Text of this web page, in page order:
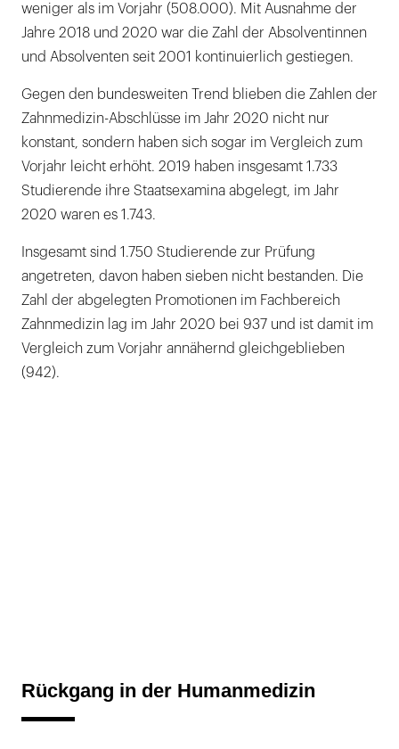
weniger als im Vorjahr (508.000). Mit Ausnahme der
Jahre 2018 und 2020 war die Zahl der Absolventinnen
und Absolventen seit 2001 kontinuierlich gestiegen.
Gegen den bundesweiten Trend blieben die Zahlen der
Zahnmedizin-Abschlüsse im Jahr 2020 nicht nur
konstant, sondern haben sich sogar im Vergleich zum
Vorjahr leicht erhöht. 2019 haben insgesamt 1.733
Studierende ihre Staatsexamina abgelegt, im Jahr
2020 waren es 1.743.
Insgesamt sind 1.750 Studierende zur Prüfung
angetreten, davon haben sieben nicht bestanden. Die
Zahl der abgelegten Promotionen im Fachbereich
Zahnmedizin lag im Jahr 2020 bei 937 und ist damit im
Vergleich zum Vorjahr annähernd gleichgeblieben
(942).
Rückgang in der Humanmedizin